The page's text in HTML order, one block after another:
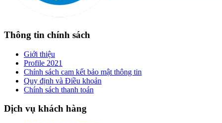
Thông tin chính sách
Giới thiệu
Profile 2021
Chính sách cam kết bảo mật thông tin
Quy định và Điều khoản
Chính sách thanh toán
Dịch vụ khách hàng